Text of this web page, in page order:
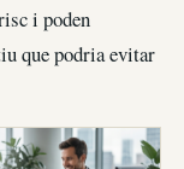
i poden
que podria evitar